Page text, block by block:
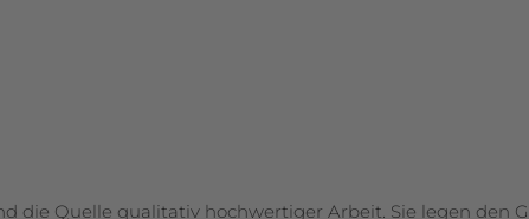
die Quelle qualitativ hochwertiger Arbeit. Sie legen den